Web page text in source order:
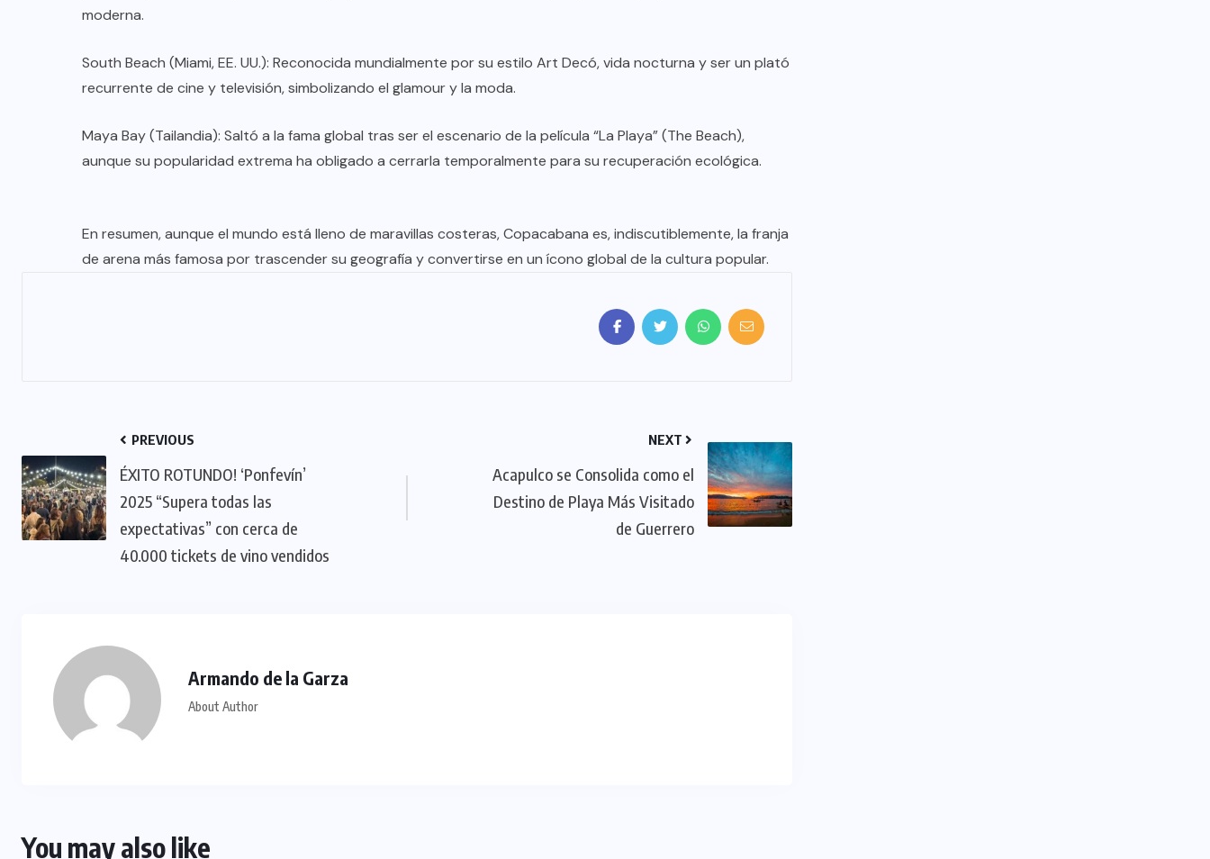
moderna.
South Beach (Miami, EE. UU.): Reconocida mundialmente por su estilo Art Decó, vida nocturna y ser un plató
recurrente de cine y televisión, simbolizando el glamour y la moda.
Maya Bay (Tailandia): Saltó a la fama global tras ser el escenario de la película “La Playa” (The Beach),
aunque su popularidad extrema ha obligado a cerrarla temporalmente para su recuperación ecológica.
En resumen, aunque el mundo está lleno de maravillas costeras, Copacabana es, indiscutiblemente, la franja
de arena más famosa por trascender su geografía y convertirse en un ícono global de la cultura popular.
PREVIOUS
ÉXITO ROTUNDO! ‘Ponfevín’
2025 “Supera todas las
expectativas” con cerca de
40.000 tickets de vino vendidos
NEXT
Acapulco se Consolida como el
Destino de Playa Más Visitado
de Guerrero
Armando de la Garza
About Author
You may also like